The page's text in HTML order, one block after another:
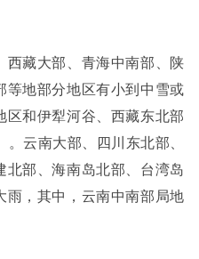
西藏大部、青海中南部、陕
等地部分地区有小到中雪或
区和伊犁河谷、西藏东北部
云南大部、四川东北部、
北部、海南岛北部、台湾岛
雨，其中，云南中南部局地